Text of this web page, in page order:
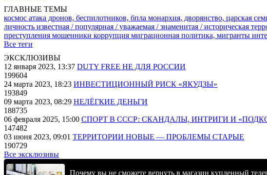
ГЛАВНЫЕ ТЕМЫ
космос атака дронов, беспилотников, бпла монархия, дворянство, царская
личность известная / популярная / уважаемая / знаменитая / историческая
преступления мошенники коррупция миграционная политика, мигранты
Все теги
ЭКСКЛЮЗИВЫ
12 января 2023, 13:37 DUTY FREE НЕ ДЛЯ РОССИИ
199604
24 марта 2023, 18:23 ИНВЕСТИЦИОННЫЙ РИСК «ЯКУДЗЫ»
193849
09 марта 2023, 08:29 НЕЛЁГКИЕ ДЕНЬГИ
188735
06 февраля 2025, 15:00 СПОРТ В СССР: СКАНДАЛЫ, ИНТРИГИ И
147482
03 июня 2023, 09:01 ТЕРРИТОРИИ НОВЫЕ — ПРОБЛЕМЫ СТАРЫЕ
190729
Все эксклюзивы
Почему вы не сможете вернуть в магазин купленный